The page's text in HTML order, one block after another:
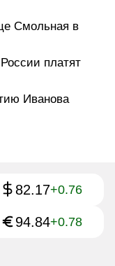
Смольная в
платят
Иванова
82.17+0.76
94.84+0.78